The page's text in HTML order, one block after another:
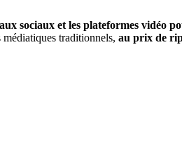
sociaux et les plateformes vidéo
traditionnels, au prix de